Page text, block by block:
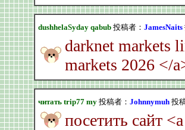
dushhelaSyday qabub投稿者： JamesNaits
darknet markets
markets 2026 </
читать trip77 my投稿者： Johnnymuh投
посетить сайт